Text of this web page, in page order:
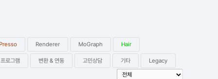
Renderer MoGraph Hair
로그램 변환 & 연동 고민상담 기타 Legacy